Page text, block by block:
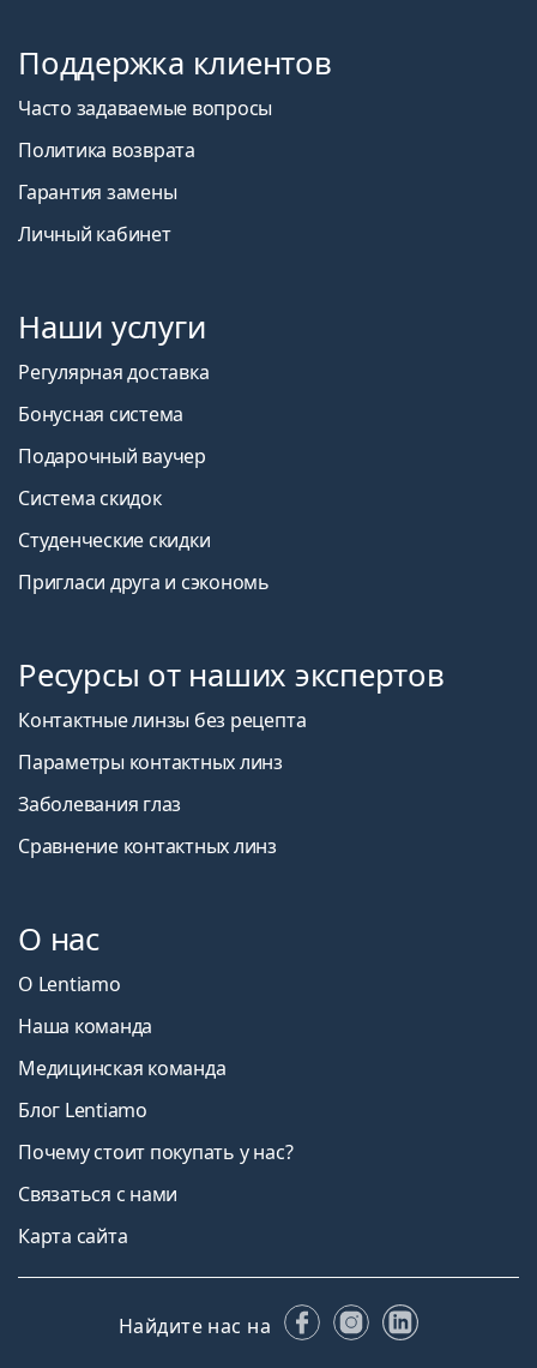
Поддержка клиентов
Часто задаваемые вопросы
Политика возврата
Гарантия замены
Личный кабинет
Наши услуги
Регулярная доставка
Бонусная система
Подарочный ваучер
Система скидок
Студенческие скидки
Пригласи друга и сэкономь
Ресурсы от наших экспертов
Контактные линзы без рецепта
Параметры контактных линз
Заболевания глаз
Сравнение контактных линз
О нас
О Lentiamo
Наша команда
Медицинская команда
Блог Lentiamo
Почему стоит покупать у нас?
Связаться с нами
Карта сайта
Найдите нас на FacebookInstagram
LinkedIn